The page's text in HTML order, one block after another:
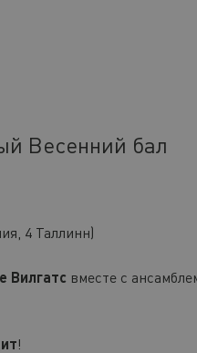
Весенний бал
4 Таллинн)
Вилгатс вместе с
!